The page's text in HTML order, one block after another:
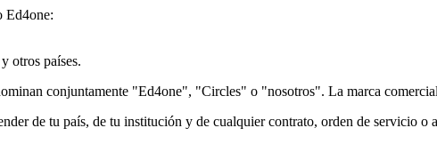
Ed4one:
otros países.
conjuntamente "Ed4one", "Circles" o "nosotros". La marca
de tu país, de tu institución y de cualquier contrato, orden de servicio o